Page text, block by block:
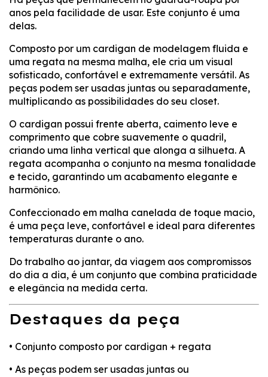
anos pela facilidade de usar. Este conjunto é uma
delas.
Composto por um cardigan de modelagem fluida e
uma regata na mesma malha, ele cria um visual
sofisticado, confortável e extremamente versátil. As
peças podem ser usadas juntas ou separadamente,
multiplicando as possibilidades do seu closet.
O cardigan possui frente aberta, caimento leve e
comprimento que cobre suavemente o quadril,
criando uma linha vertical que alonga a silhueta. A
regata acompanha o conjunto na mesma tonalidade
e tecido, garantindo um acabamento elegante e
harmônico.
Confeccionado em malha canelada de toque macio,
é uma peça leve, confortável e ideal para diferentes
temperaturas durante o ano.
Do trabalho ao jantar, da viagem aos compromissos
do dia a dia, é um conjunto que combina praticidade
e elegância na medida certa.
Destaques da peça
• Conjunto composto por cardigan + regata
• As peças podem ser usadas juntas ou